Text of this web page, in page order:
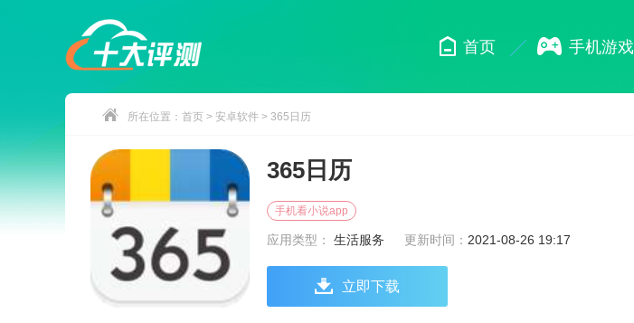
首页 手机游戏
所在位置： 首页 > 安卓软件 > 365日历
365日历
手机看小说app
应用类型： 生活服务 更新时间： 2021-08-26 19:17
立即下载